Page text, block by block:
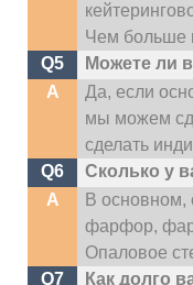
Чем больше
Q5
Можете ли
A
Да, если
мы можем
сделать
Q6
Сколько у
A
В основном,
фарфор,
Опаловое
Q7
Как долго